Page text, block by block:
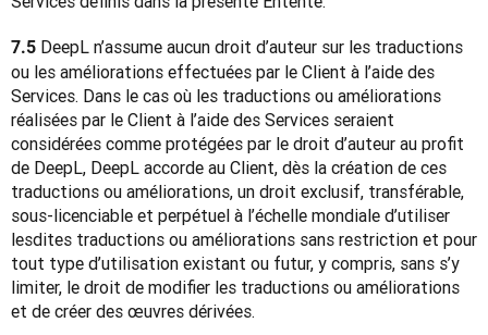
7.5 DeepL n’assume aucun droit d’auteur sur les traductions
ou les améliorations effectuées par le Client à l’aide des
Services. Dans le cas où les traductions ou améliorations
réalisées par le Client à l’aide des Services seraient
considérées comme protégées par le droit d’auteur au profit
de DeepL, DeepL accorde au Client, dès la création de ces
traductions ou améliorations, un droit exclusif, transférable,
sous-licenciable et perpétuel à l’échelle mondiale d’utiliser
lesdites traductions ou améliorations sans restriction et pour
tout type d’utilisation existant ou futur, y compris, sans s’y
limiter, le droit de modifier les traductions ou améliorations
et de créer des œuvres dérivées.